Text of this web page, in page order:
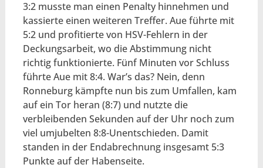
3:2 musste man einen Penalty hinnehmen und
kassierte einen weiteren Treffer. Aue führte mit
5:2 und profitierte von HSV-Fehlern in der
Deckungsarbeit, wo die Abstimmung nicht
richtig funktionierte. Fünf Minuten vor Schluss
führte Aue mit 8:4. War’s das? Nein, denn
Ronneburg kämpfte nun bis zum Umfallen, kam
auf ein Tor heran (8:7) und nutzte die
verbleibenden Sekunden auf der Uhr noch zum
viel umjubelten 8:8-Unentschieden. Damit
standen in der Endabrechnung insgesamt 5:3
Punkte auf der Habenseite.